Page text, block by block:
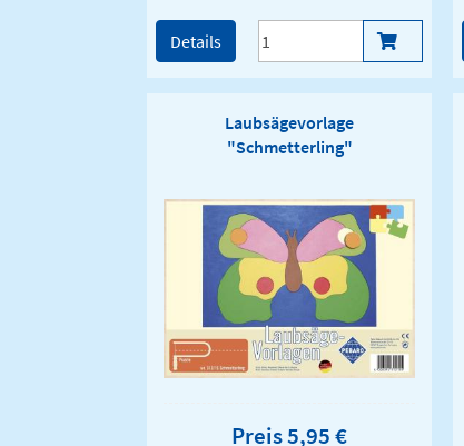
Details
Laubsägevorlage
"Schmetterling"
Preis 5,95 €